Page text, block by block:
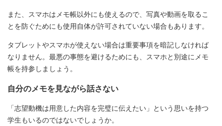
また、スマホはメモ帳以外にも使えるので、写真や動画を取るこ
とを防ぐためにも使用自体が許可されていない場合もあります。
タブレットやスマホが使えない場合は重要事項を暗記しなければ
なりません。最悪の事態を避けるためにも、スマホと別途にメモ
帳を持参しましょう。
自分のメモを見ながら話さない
「志望動機は用意した内容を完璧に伝えたい」という思いを持つ
学生もいるのではないでしょうか。